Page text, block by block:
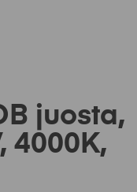
juosta,
4000K,